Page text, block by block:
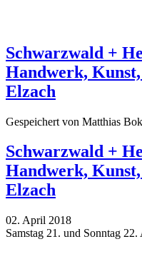
Schwarzwald +
Handwerk,
Elzach
Gespeichert von Matthias
Schwarzwald +
Handwerk,
Elzach
02. April 2018
Samstag 21. und Sonntag